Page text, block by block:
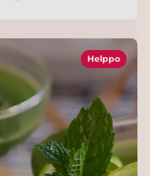
Helppo